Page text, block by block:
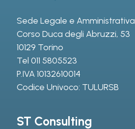
Sede Legale e Amministrativa
Corso Duca degli Abruzzi, 53
10129 Torino
Tel 011 5805523
P.IVA 10132610014
Codice Univoco: TULURSB
ST Consulting